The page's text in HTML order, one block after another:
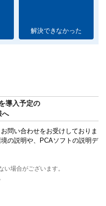
解決できなかった
導入予定の
へ
問い合わせをお受けしておりま
の説明や、PCAソフトの説明デ
場合がございます。